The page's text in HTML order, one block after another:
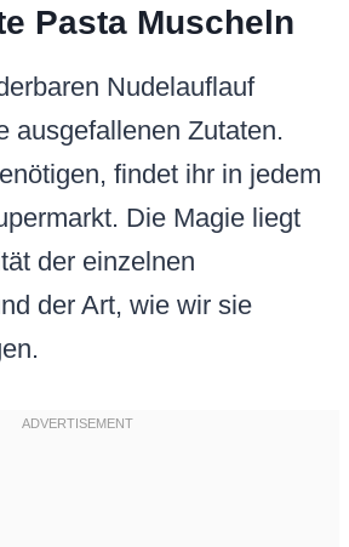
Pasta Muscheln
Nudelauflauf
ausgefallenen Zutaten.
findet ihr in jedem
Die Magie liegt
der einzelnen
der Art, wie wir sie